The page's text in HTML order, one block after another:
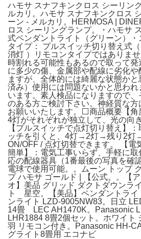
ハモサ スナフキンクロス シーリン
ルカリ。ハモサ スナフキンクロス
ーン - メルカリ。HERMOSA |
ロス シーリングランプ。・ハモサ
式ペンダントライト（グリーン）
タイプ： プルスイッチ切り替え
消灯 ）リモコンタイプではあり
時割れる可能性もあるので取って
に多少の傷、金属部や配線に劣化や
ますが、全体的には綺麗な状態か
済み）使用には問題ないかと思わ
います。素人検品になりますので
のある方ご検討下さい。神経質な方
お願いいたします。⬜️商品概要【角
4灯がそれぞれが独立して、光の向
【プルスイッチで点灯切り替え】
ッチを引くと、4灯→2灯→残り2灯
ON/OFF / 点灯切替できます。 【電
簡単】：電気工事いらず、手軽に
応の配線器具（1番最後の写真を確
電球で使用可能。。ムーン トップ
プ ハモサ ゴールド | 【公式。。【
オ】美品 グリッド ダクトダウンラ
ト 星空。【美品】ペンダントライ
ンライト LZD-9005NW83。日立
14畳 LEC AH1470K。Panasonic
LHR1884 8畳2個セット。ホワイト
羽 リモコン付き。Panasonic HH-
グライト8畳用 エコナビ